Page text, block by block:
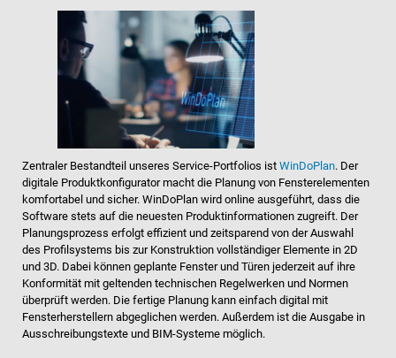
Zentraler Bestandteil unseres Service-Portfolios ist WinDoPlan. Der
digitale Produktkonfigurator macht die Planung von Fensterelementen
komfortabel und sicher. WinDoPlan wird online ausgeführt, dass die
Software stets auf die neuesten Produktinformationen zugreift. Der
Planungsprozess erfolgt effizient und zeitsparend von der Auswahl
des Profilsystems bis zur Konstruktion vollständiger Elemente in 2D
und 3D. Dabei können geplante Fenster und Türen jederzeit auf ihre
Konformität mit geltenden technischen Regelwerken und Normen
überprüft werden. Die fertige Planung kann einfach digital mit
Fensterherstellern abgeglichen werden. Außerdem ist die Ausgabe in
Ausschreibungstexte und BIM-Systeme möglich.